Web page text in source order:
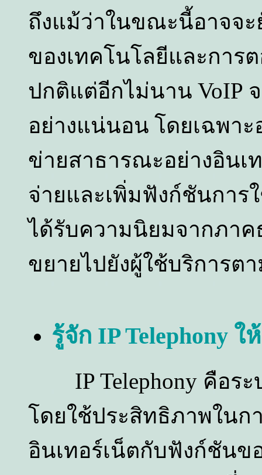
ถึงแม้ว่าในขณะนี้อาจจ
ของเทคโนโลยีและการ
ปกติแต่อีกไม่นาน VoIP
อย่างแน่นอน โดยเฉพาะ
ข่ายสาธารณะอย่างอินเ
จ่ายและเพิ่มฟังก์ชันกา
ได้รับความนิยมจากภา
ขยายไปยังผู้ใช้บริการต
รู้จัก IP Telephony ใ
IP Telephony คือร
โดยใช้ประสิทธิภาพในก
อินเทอร์เน็ตกับฟังก์ชันข